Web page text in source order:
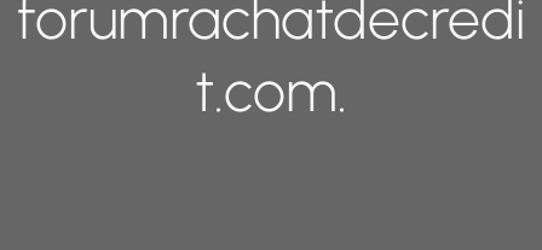
forumrachatdecredi
t.com.